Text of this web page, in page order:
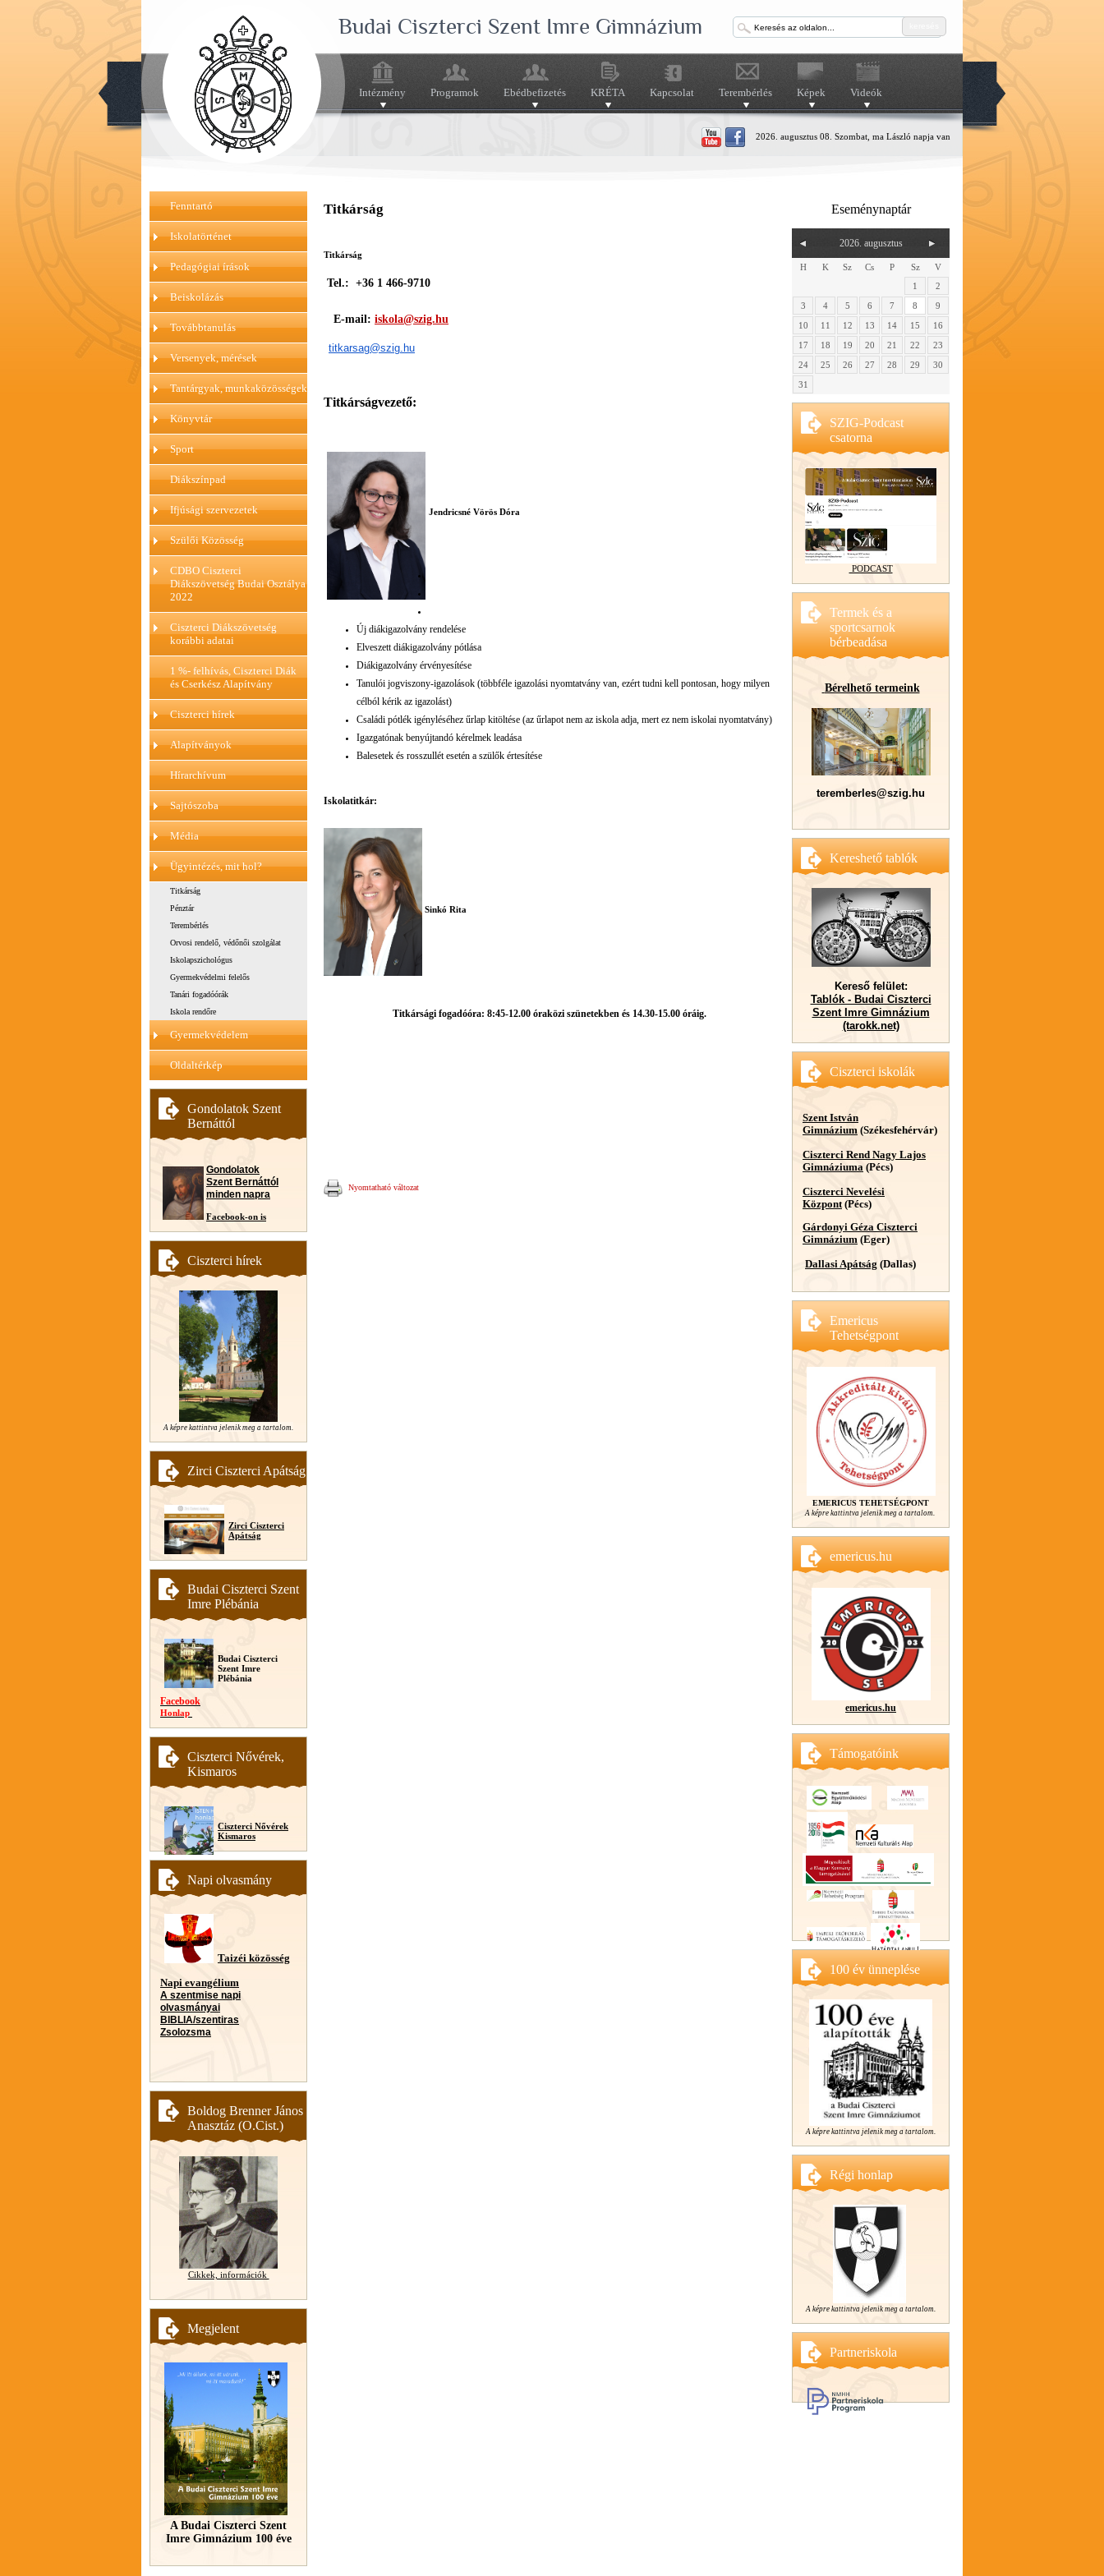
Budai Ciszterci Szent Imre Gimnázium
Intézmény Programok Ebédbefizetés KRÉTA Kapcsolat Terembérlés Képek Videók
2026. augusztus 08. Szombat, ma László napja van
Fenntartó
Iskolatörténet
Pedagógiai írások
Beiskolázás
Továbbtanulás
Versenyek, mérések
Tantárgyak, munkaközösségek
Könyvtár
Sport
Diákszínpad
Ifjúsági szervezetek
Szülői Közösség
CDBO Ciszterci
Diákszövetség Budai Osztálya
2022
Ciszterci Diákszövetség
korábbi adatai
1 %- felhívás, Ciszterci Diák
és Cserkész Alapítvány
Ciszterci hírek
Alapítványok
Hírarchívum
Sajtószoba
Média
Ügyintézés, mit hol?
Titkárság
Pénztár
Terembérlés
Orvosi rendelő, védőnői szolgálat
Iskolapszichológus
Gyermekvédelmi felelős
Tanári fogadóórák
Iskola rendőre
Gyermekvédelem
Oldaltérkép
Gondolatok Szent
Bernáttól
Gondolatok
Szent Bernáttól
minden napra
Facebook-on is
Ciszterci hírek
A képre kattintva jelenik meg a tartalom.
Zirci Ciszterci Apátság
Zirci Ciszterci
Apátság
Budai Ciszterci Szent
Imre Plébánia
Budai Ciszterci
Szent Imre
Plébánia
Facebook
Honlap
Ciszterci Nővérek,
Kismaros
Ciszterci Nővérek
Kismaros
Napi olvasmány
Taizéi közösség
Napi evangélium
A szentmise napi
olvasmányai
BIBLIA/szentiras
Zsolozsma
Boldog Brenner János
Anasztáz (O.Cist.)
Cikkek, információk
Megjelent
A Budai Ciszterci Szent
Imre Gimnázium 100 éve
Titkárság
Titkárság
Tel.: +36 1 466-9710
E-mail: iskola@szig.hu
titkarsag@szig.hu
Titkárságvezető:
Jendricsné Vörös Dóra
Új diákigazolvány rendelése
Elveszett diákigazolvány pótlása
Diákigazolvány érvényesítése
Tanulói jogviszony-igazolások (többféle igazolási nyomtatvány van, ezért tudni kell pontosan, hogy milyen
célból kérik az igazolást)
Családi pótlék igényléséhez űrlap kitöltése (az űrlapot nem az iskola adja, mert ez nem iskolai nyomtatvány)
Igazgatónak benyújtandó kérelmek leadása
Balesetek és rosszullét esetén a szülők értesítése
Iskolatitkár:
Sinkó Rita
Titkársági fogadóóra: 8:45-12.00 óraközi szünetekben és 14.30-15.00 óráig.
Nyomtatható változat
Eseménynaptár
2026. augusztus
H K Sz Cs P Sz
V
1
2
3
4 5 6 7 8
9
10
11 12 13 14 15
16
17
18 19 20 21 22
23
24
25 26 27 28 29
30
31
SZIG-Podcast
csatorna
PODCAST
Termek és a
sportcsarnok
bérbeadása
Bérelhető termeink
teremberles@szig.hu
Kereshető tablók
Kereső felület:
Tablók - Budai Ciszterci
Szent Imre Gimnázium
(tarokk.net)
Ciszterci iskolák
Szent István
Gimnázium (Székesfehérvár)
Ciszterci Rend Nagy Lajos
Gimnáziuma (Pécs)
Ciszterci Nevelési
Központ(Pécs)
Gárdonyi Géza Ciszterci
Gimnázium (Eger)
Dallasi Apátság (Dallas)
Emericus
Tehetségpont
EMERICUS TEHETSÉGPONT
A képre kattintva jelenik meg a tartalom.
emericus.hu
emericus.hu
Támogatóink
100 év ünneplése
A képre kattintva jelenik meg a tartalom.
Régi honlap
A képre kattintva jelenik meg a tartalom.
Partneriskola